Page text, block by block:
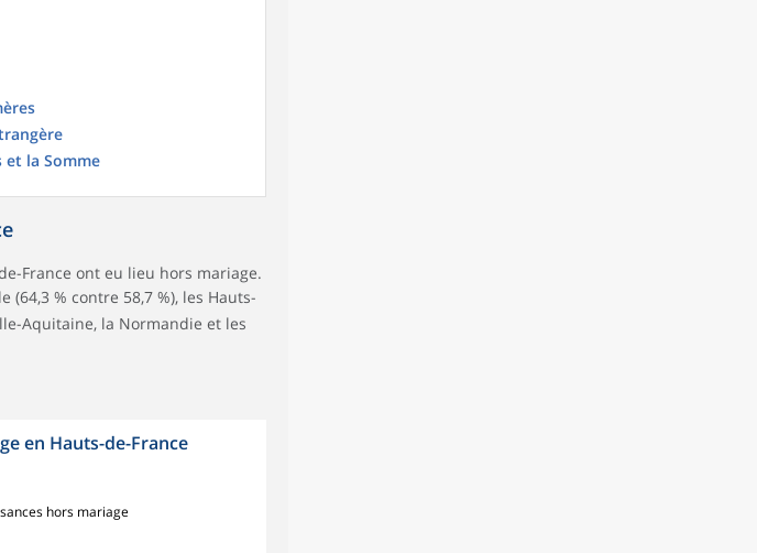
et la Somme
France ont eu lieu hors mariage.
% contre 58,7 %), les Hauts-
Aquitaine, la Normandie et les
en Hauts-de-France
hors mariage